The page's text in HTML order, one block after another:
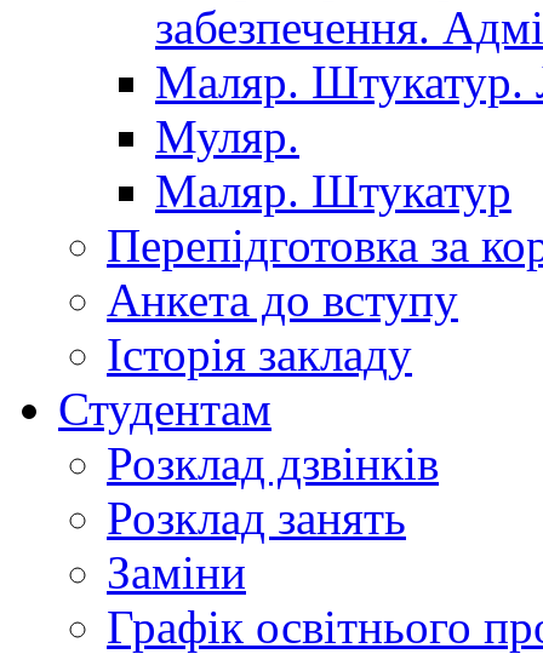
забезпечення.
Маляр. Штукатур.
Муляр.
Маляр. Штукатур
Перепідготовка за
Анкета до вступу
Історія закладу
Студентам
Розклад дзвінків
Розклад занять
Заміни
Графік освітнього